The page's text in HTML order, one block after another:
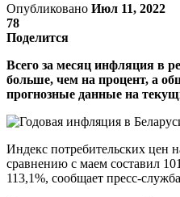
Опубликовано Июл 11, 2022
78
Поделится
Всего за месяц инфляция в
больше, чем на процент, а
прогнозные данные на
Индекс потребительских цен
сравнению с маем составил
113,1%, сообщает пресс-